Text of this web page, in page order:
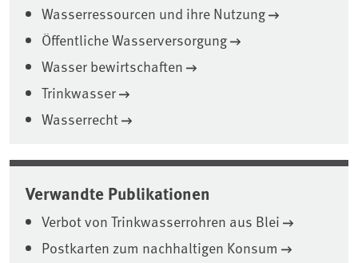
Wasserressourcen und ihre Nutzung
Öffentliche Wasserversorgung
Wasser bewirtschaften
Trinkwasser
Wasserrecht
Verwandte Publikationen
Verbot von Trinkwasserrohren aus Blei
Postkarten zum nachhaltigen Konsum